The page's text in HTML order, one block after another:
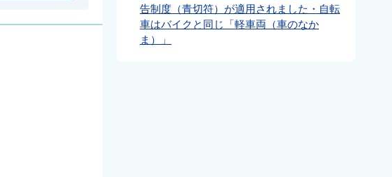
告制度（青切符）が適用されました・自転
車はバイクと同じ「軽車両（車のなか
ま）」